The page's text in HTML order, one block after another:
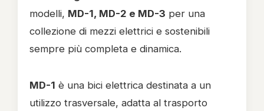
modelli, MD-1, MD-2 e MD-3 per una
collezione di mezzi elettrici e sostenibili
sempre più completa e dinamica.
MD-1 è una bici elettrica destinata a un
utilizzo trasversale, adatta al trasporto